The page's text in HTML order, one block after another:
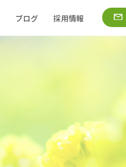
ブログ 採用情報